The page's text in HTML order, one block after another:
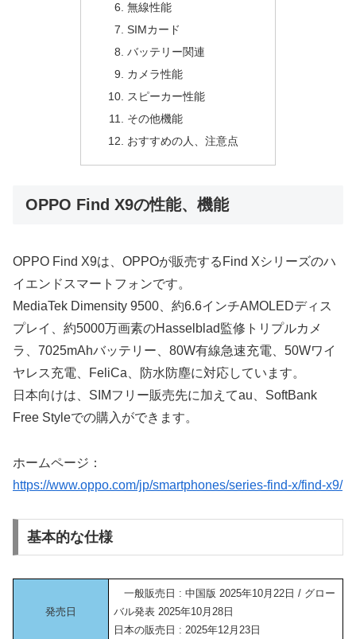
無線性能
SIMカード
バッテリー関連
カメラ性能
スピーカー性能
その他機能
おすすめの人、注意点
OPPO Find X9の性能、機能
OPPO Find X9は、OPPOが販売するFind Xシリーズのハ
イエンドスマートフォンです。
MediaTek Dimensity 9500、約6.6インチAMOLEDディス
プレイ、約5000万画素のHasselblad監修トリプルカメ
ラ、7025mAhバッテリー、80W有線急速充電、50Wワイ
ヤレス充電、FeliCa、防水防塵に対応しています。
日本向けは、SIMフリー販売先に加えてau、SoftBank
Free Styleでの購入ができます。
ホームページ：
https://www.oppo.com/jp/smartphones/series-find-x/find-x9/
基本的な仕様
発売日
一般販売日 : 中国版 2025年10月22日 / グロー
バル発表 2025年10月28日
日本の販売日 : 2025年12月23日